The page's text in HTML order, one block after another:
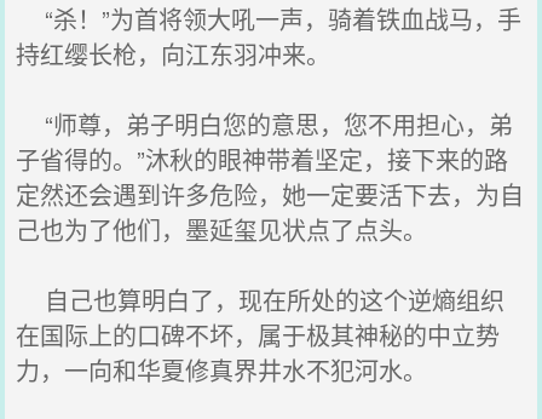
“杀！”为首将领大吼一声，骑着铁血战马，手
持红缨长枪，向江东羽冲来。
“师尊，弟子明白您的意思，您不用担心，弟
子省得的。”沐秋的眼神带着坚定，接下来的路
定然还会遇到许多危险，她一定要活下去，为自
己也为了他们，墨延玺见状点了点头。
自己也算明白了，现在所处的这个逆熵组织
在国际上的口碑不坏，属于极其神秘的中立势
力，一向和华夏修真界井水不犯河水。